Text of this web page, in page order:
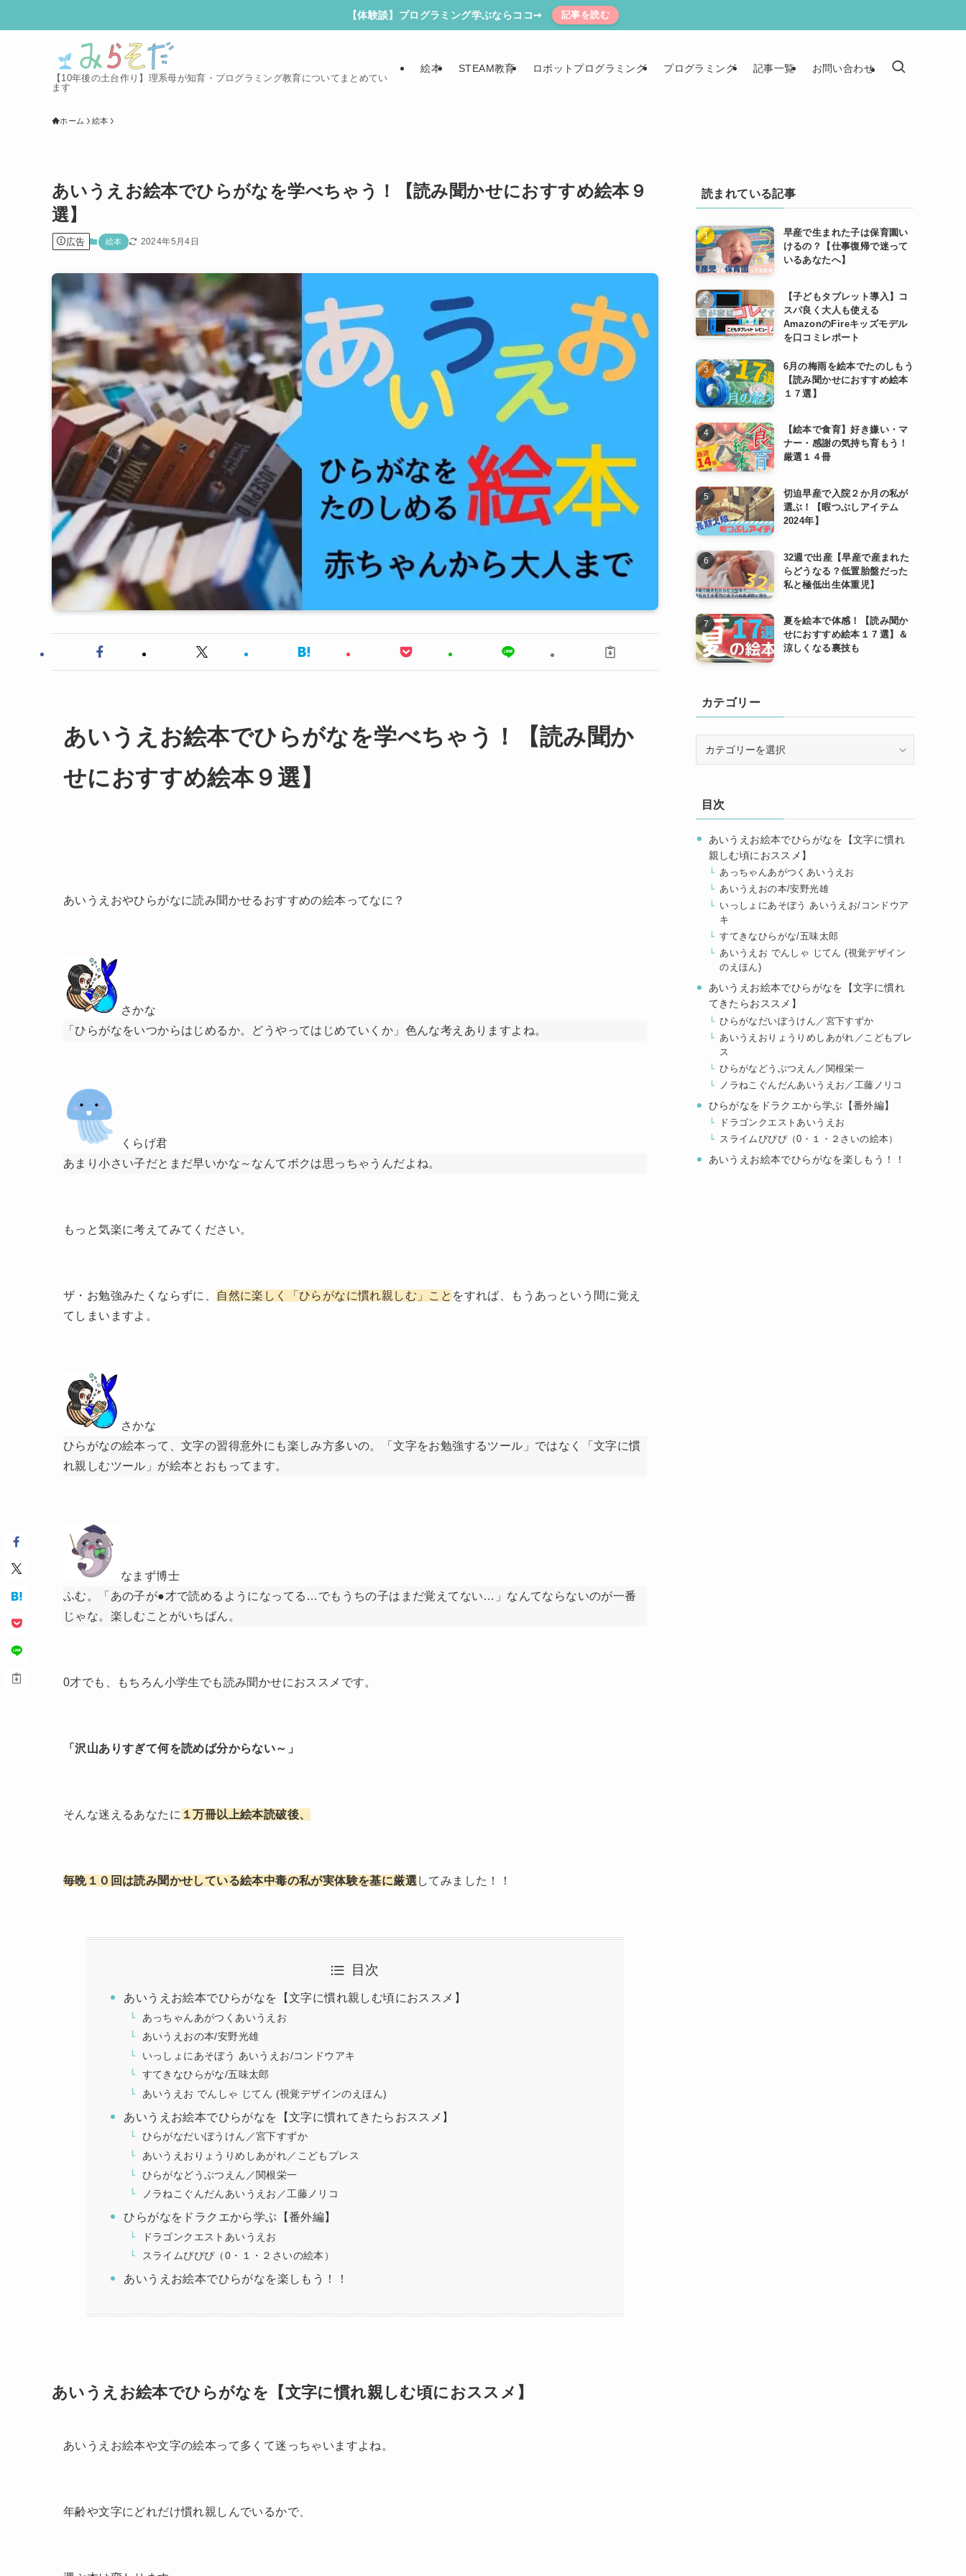
【体験談】プログラミング学ぶならココ➙ 記事を読む
【10年後の土台作り】理系母が知育・プログラミング教育についてまとめてい
ます
絵本 STEAM教育 ロボットプログラミング プログラミング 記事一覧 お問い合わせ
ホーム 絵本
あいうえお絵本でひらがなを学べちゃう！【読み聞かせにおすすめ絵本９
選】
広告 絵本 2024年5月4日
あいうえお絵本でひらがなを学べちゃう！【読み聞か
せにおすすめ絵本９選】
あいうえおやひらがなに読み聞かせるおすすめの絵本ってなに？
さかな
「ひらがなをいつからはじめるか。どうやってはじめていくか」色んな考えありますよね。
くらげ君
あまり小さい子だとまだ早いかな～なんてボクは思っちゃうんだよね。
もっと気楽に考えてみてください。
ザ・お勉強みたくならずに、 自然に楽しく「ひらがなに慣れ親しむ」こと をすれば、もうあっという間に覚え
てしまいますよ。
さかな
ひらがなの絵本って、文字の習得意外にも楽しみ方多いの。「文字をお勉強するツール」ではなく「文字に慣
れ親しむツール」が絵本とおもってます。
なまず博士
ふむ。「あの子が●才で読めるようになってる…でもうちの子はまだ覚えてない…」なんてならないのが一番
じゃな。楽しむことがいちばん。
0才でも、もちろん小学生でも読み聞かせにおススメです。
「沢山ありすぎて何を読めば分からない～」
そんな迷えるあなたに １万冊以上絵本読破後、
毎晩１０回は読み聞かせしている絵本中毒の私が実体験を基に厳選 してみました！！
目次
あいうえお絵本でひらがなを【文字に慣れ親しむ頃におススメ】
あっちゃんあがつくあいうえお
あいうえおの本/安野光雄
いっしょにあそぼう あいうえお/コンドウアキ
すてきなひらがな/五味太郎
あいうえお でんしゃ じてん (視覚デザインのえほん)
あいうえお絵本でひらがなを【文字に慣れてきたらおススメ】
ひらがなだいぼうけん／宮下すずか
あいうえおりょうりめしあがれ／こどもプレス
ひらがなどうぶつえん／関根栄一
ノラねこぐんだんあいうえお／工藤ノリコ
ひらがなをドラクエから学ぶ【番外編】
ドラゴンクエストあいうえお
スライムぴぴぴ（0・１・２さいの絵本）
あいうえお絵本でひらがなを楽しもう！！
あいうえお絵本でひらがなを【文字に慣れ親しむ頃におススメ】
あいうえお絵本や文字の絵本って多くて迷っちゃいますよね。
年齢や文字にどれだけ慣れ親しんでいるかで、
読まれている記事
早産で生まれた子は保育園い
けるの？【仕事復帰で迷って
いるあなたへ】
【子どもタブレット導入】コ
スパ良く大人も使える
AmazonのFireキッズモデル
を口コミレポート
6月の梅雨を絵本でたのしもう
【読み聞かせにおすすめ絵本
１７選】
【絵本で食育】好き嫌い・マ
ナー・感謝の気持ち育もう！
厳選１４冊
切迫早産で入院２か月の私が
選ぶ！【暇つぶしアイテム
2024年】
32週で出産【早産で産まれた
らどうなる？低置胎盤だった
私と極低出生体重児】
夏を絵本で体感！【読み聞か
せにおすすめ絵本１７選】＆
涼しくなる裏技も
カテゴリー
ー目次
あいうえお絵本でひらがなを【文字に慣れ
親しむ頃におススメ】
あっちゃんあがつくあいうえお
あいうえおの本/安野光雄
いっしょにあそぼう あいうえお/コンドウア
キ
すてきなひらがな/五味太郎
あいうえお でんしゃ じてん (視覚デザイン
のえほん)
あいうえお絵本でひらがなを【文字に慣れ
てきたらおススメ】
ひらがなだいぼうけん／宮下すずか
あいうえおりょうりめしあがれ／こどもプレ
ス
ひらがなどうぶつえん／関根栄一
ノラねこぐんだんあいうえお／工藤ノリコ
ひらがなをドラクエから学ぶ【番外編】
ドラゴンクエストあいうえお
スライムぴぴぴ（0・１・２さいの絵本）
あいうえお絵本でひらがなを楽しもう！！